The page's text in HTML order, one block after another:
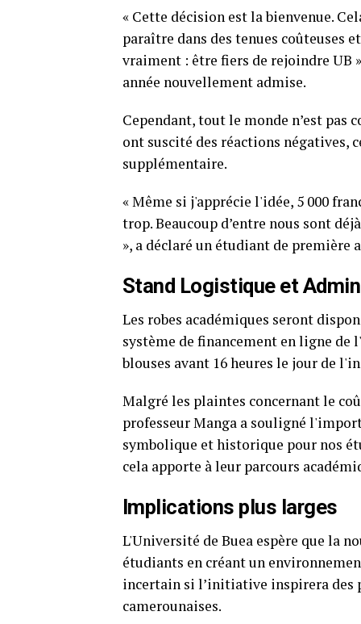
« Cette décision est la bienvenue.
paraître dans des tenues coûteuses
vraiment : être fiers de rejoindre UB
année nouvellement admise.
Cependant, tout le monde n’est pas
ont suscité des réactions négatives,
supplémentaire.
« Même si j'apprécie l'idée, 5 000
trop. Beaucoup d’entre nous sont
», a déclaré un étudiant de première
Stand Logistique et
Les robes académiques seront
système de financement en ligne de
blouses avant 16 heures le jour de
Malgré les plaintes concernant le
professeur Manga a souligné
symbolique et historique pour nos
cela apporte à leur parcours
Implications plus larges
L'Université de Buea espère que la
étudiants en créant un
incertain si l’initiative inspirera des
camerounaises.